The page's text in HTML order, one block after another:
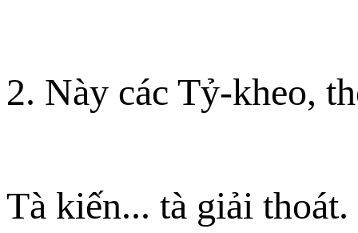
2. Này các Tỷ-kheo,
Tà kiến... tà giải thoát.